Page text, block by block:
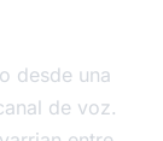
desde una
de voz.